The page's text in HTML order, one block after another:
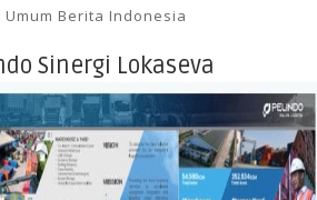
Umum Berita Indonesia
Sinergi Lokaseva